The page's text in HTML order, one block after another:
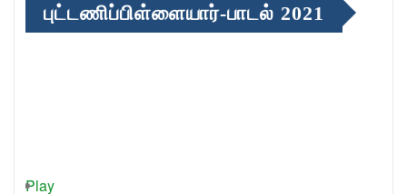
புட்டணிப்பிள்ளையார்-பாடல் 2021
Play